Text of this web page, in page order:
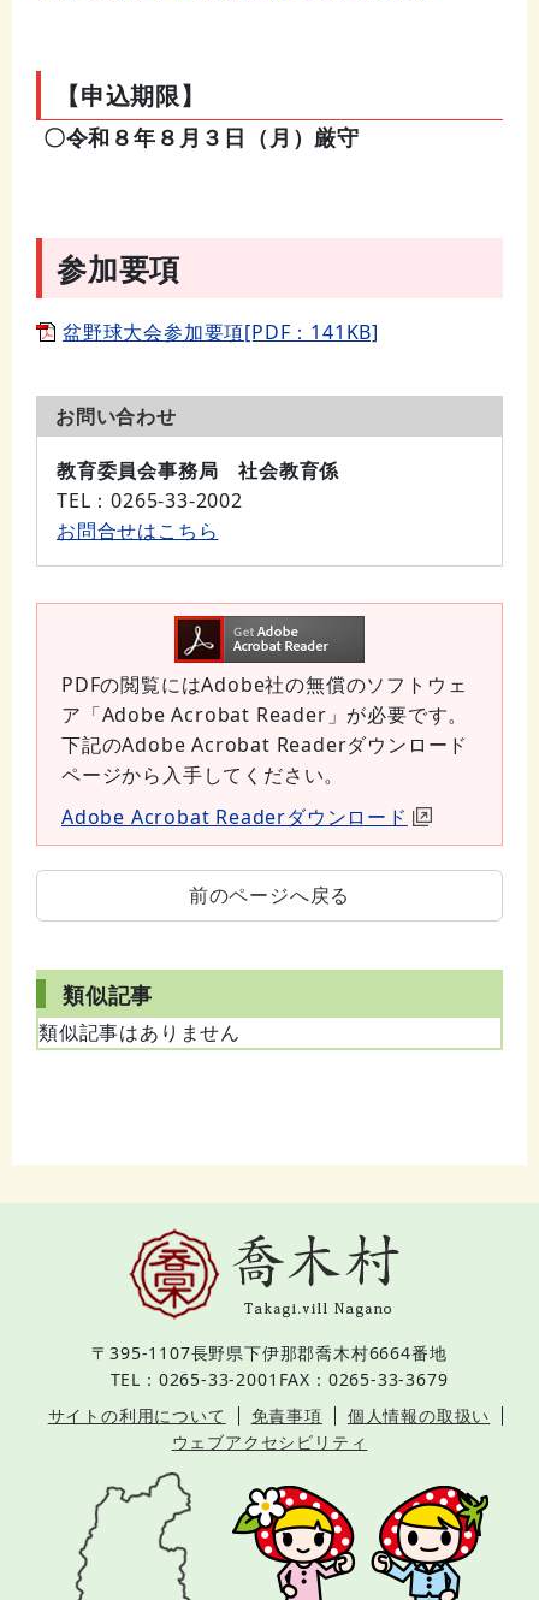
【申込期限】
〇令和８年８月３日（月）厳守
参加要項
盆野球大会参加要項[PDF：141KB]
お問い合わせ
教育委員会事務局 社会教育係
TEL ：0265-33-2002
お問合せはこちら
PDFの閲覧にはAdobe社の無償のソフトウェ
ア「Adobe Acrobat Reader」が必要です。
下記のAdobe Acrobat Readerダウンロード
ページから入手してください。
Adobe Acrobat Readerダウンロード
前のページへ戻る
類似記事
類似記事はありません
〒395-1107長野県下伊那郡喬木村6664番地
TEL：0265-33-2001 FAX：0265-33-3679
サイトの利用について
免責事項
個人情報の取扱い
ウェブアクセシビリティ